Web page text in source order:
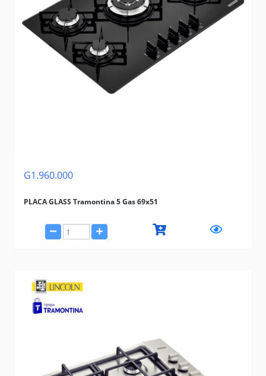
G1.960.000
PLACA GLASS Tramontina 5 Gas 69x51